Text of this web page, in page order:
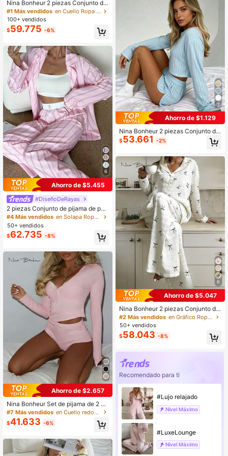
Nina Bonheur 2 piezas Conjunto de
pijama de pantalón largo y blusa de
manga larga holgada, cómoda y tra
nspirable, ropa de casa linda
#1 Más vendidos
en Cuello Ropa de estar por casa para mujer
100+ vendidos
$59.775 -6%
6
Ahorro de $5.455
#DiseñoDeRayas
2 piezas Conjunto de pijama de pan
talón y blusa de manga larga a raya
s, holgado y cómodo, transpirable, a
decuado para estar en casa, ropa d
e otoño e invierno
#4 Más vendidos
en Solapa Ropa de estar por casa para mujer
50+ vendidos
$62.735 -8%
Ahorro de $2.657
Nina Bonheur Set de pijama de 2 pi
ezas con top de manga larga de cu
ello redondo + shorts de cintura elá
stica para mujer
#7 Más vendidos en Cuello redondo Ropa de estar por casa para muje
$41.633 -6%
7
Ahorro de $1.129
Nina Bonheur 2 piezas Conjunto de
pijama de mujer con mangas largas
semi-transparentes cómodo + pant
$53.661 -2%
6
Ahorro de $5.047
Nina Bonheur 2 piezas Conjunto de
pijama de mujer con top de manga l
arga holgado y cómodo y pantalone
s largos
#2 Más vendidos
en Gráfico Ropa de estar por casa para mujer
50+ vendidos
$58.043 -8%
Recomendado para ti
#Lujo relajado
Nivel Máximo
#LuxeLounge
Nivel Máximo